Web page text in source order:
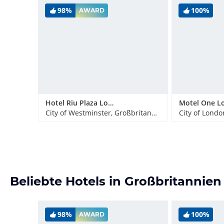
98% AWARD
Hotel Riu Plaza London Victoria
City of Westminster, Großbritannien
100%
City of
Beliebte Hotels in Großbritannien
98% AWARD 100%